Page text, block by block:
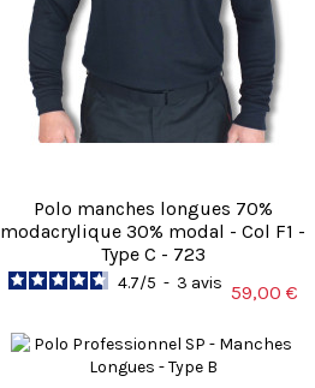
Polo manches longues 70%
modacrylique 30% modal - Col F1 -
Type C - 723
4.7/5 - 3 avis 59,00 €